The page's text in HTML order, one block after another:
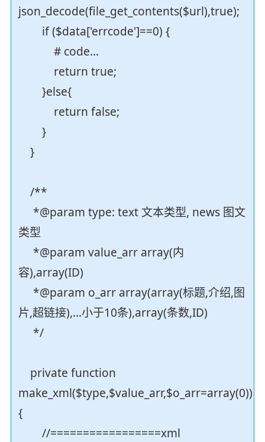
json_decode(file_get_contents($url),true);
if ($data['errcode']==0) {
# code...
return true;
}else{
return false;
}
}
/**
*@param type: text 文本类型, news 图文
类型
*@param value_arr array(内
容),array(ID)
*@param o_arr array(array(标题,介绍,图
片,超链接),...小于10条),array(条数,ID)
*/
private function
make_xml($type,$value_arr,$o_arr=array(0))
{
//=================xml